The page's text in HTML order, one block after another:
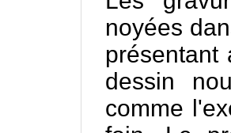
noyées
présentant
dessin
comme